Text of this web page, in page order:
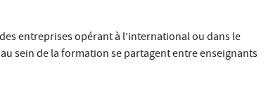
entreprises opérant à l’international ou dans le
sein de la formation se partagent entre enseignants